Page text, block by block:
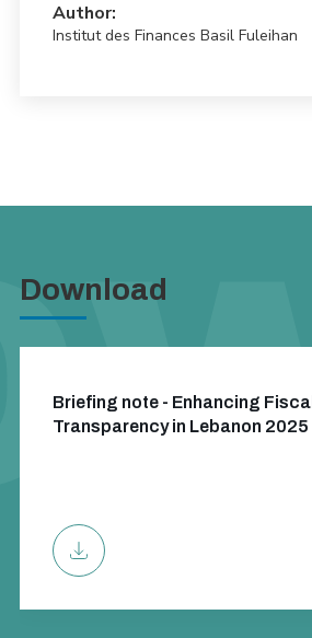
Author:
Institut des Finances Basil Fuleihan
Download
Briefing note - Enhancing Fiscal
Transparency in Lebanon 2025